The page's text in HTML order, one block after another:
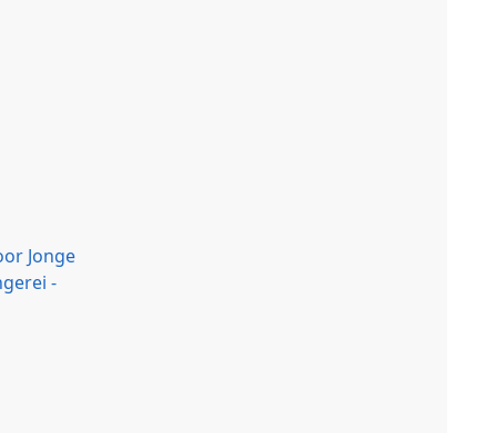
Jonge
-